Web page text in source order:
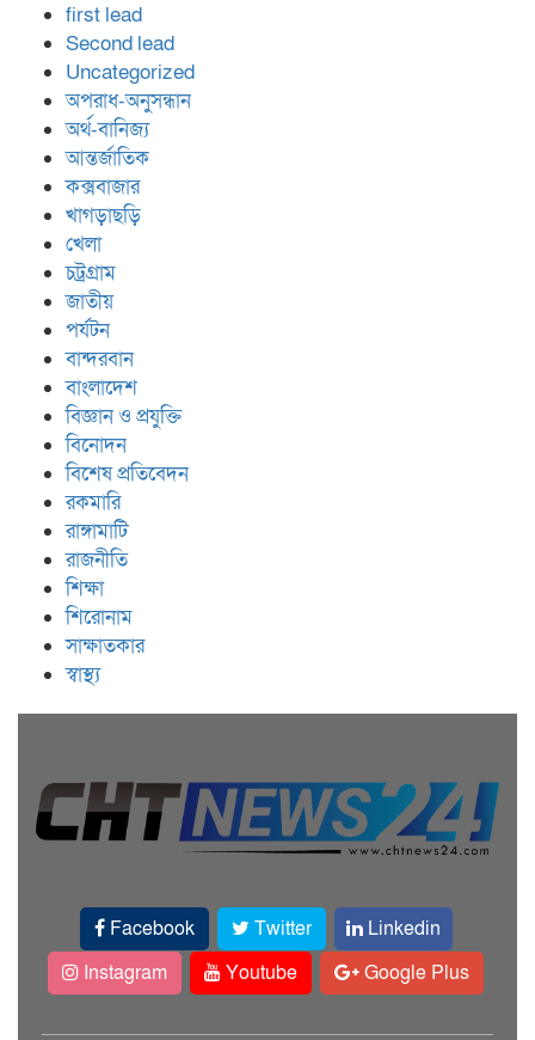
first lead
Second lead
Uncategorized
অপরাধ-অনুসন্ধান
অর্থ-বানিজ্য
আন্তর্জাতিক
কক্সবাজার
খাগড়াছড়ি
খেলা
চট্রগ্রাম
জাতীয়
পর্যটন
বান্দরবান
বাংলাদেশ
বিজ্ঞান ও প্রযুক্তি
বিনোদন
বিশেষ প্রতিবেদন
রকমারি
রাঙ্গামাটি
রাজনীতি
শিক্ষা
শিরোনাম
সাক্ষাতকার
স্বাস্থ্য
Facebook Twitter
Linkedin
Instagram
Youtube Google Plus